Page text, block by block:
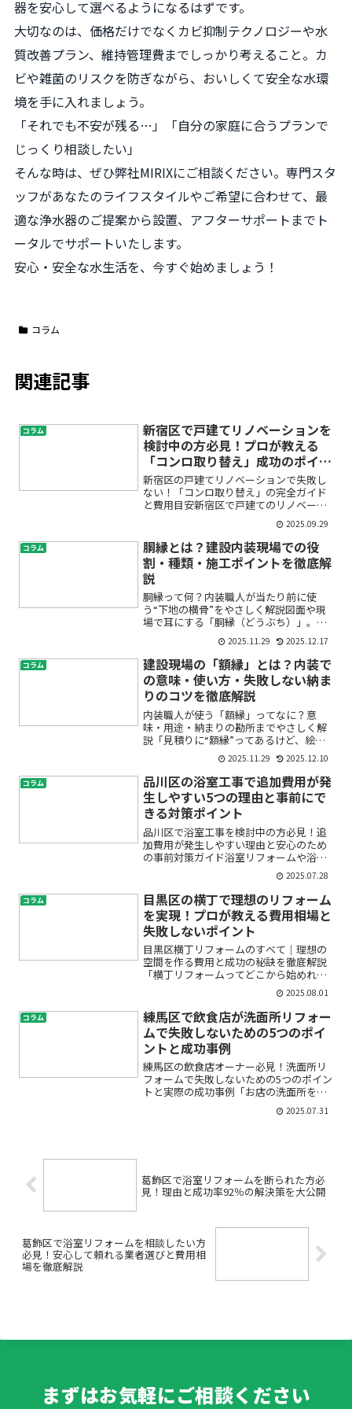
器を安心して選べるようになるはずです。
大切なのは、価格だけでなくカビ抑制テクノロジーや水
質改善プラン、維持管理費までしっかり考えること。カ
ビや雑菌のリスクを防ぎながら、おいしくて安全な水環
境を手に入れましょう。
「それでも不安が残る…」「自分の家庭に合うプランで
じっくり相談したい」
そんな時は、ぜひ弊社MIRIXにご相談ください。専門スタ
ッフがあなたのライフスタイルやご希望に合わせて、最
適な浄水器のご提案から設置、アフターサポートまでト
ータルでサポートいたします。
安心・安全な水生活を、今すぐ始めましょう！
コラム
関連記事
コラム
新宿区で戸建てリノベーションを
検討中の方必見！プロが教える
「コンロ取り替え」成功のポイン
トと費用相場
新宿区の戸建てリノベーションで失敗し
ない！「コンロ取り替え」の完全ガイド
と費用目安新宿区で戸建てのリノベーシ
ョンを考えていると、「キッチンのコン
ロを交換したいけど、どんな種類がある
の？」「費用はどれくらい？」「自分で
できる？それとも業者に頼...
2025.09.29
コラム
胴縁とは？建設内装現場での役
割・種類・施工ポイントを徹底解
説
胴縁って何？内装職人が当たり前に使
う“下地の横骨”をやさしく解説図面や現
場で耳にする「胴縁（どうぶち）」。な
んとなく「下地の部材かな？」と思いつ
つ、どこにどう使うのか、木と金属の違
いは？ピッチは？と疑問が尽きない方も
多いはずです。本記事では...
2025.11.29 2025.12.17
コラム
建設現場の「額縁」とは？内装で
の意味・使い方・失敗しない納ま
りのコツを徹底解説
内装職人が使う「額縁」ってなに？意
味・用途・納まりの勘所までやさしく解
説「見積りに“額縁”ってあるけど、絵の
フレームのこと？」「窓やドアの“額縁納
まり”ってどう違うの？」――初めて内装工事
に関わると、こんな疑問を持つ方は多い
はず。この記事で...
2025.11.29 2025.12.10
コラム
品川区の浴室工事で追加費用が発
生しやすい5つの理由と事前にで
きる対策ポイント
品川区で浴室工事を検討中の方必見！追
加費用が発生しやすい理由と安心のため
の事前対策ガイド浴室リフォームや浴室
工事を品川区で考えている方の多くが、
「見積もり通りに進むだろうか？」「工
事中に追加費用が発生したらどうしよ
う…」といった不安を抱えて...
2025.07.28
コラム
目黒区の横丁で理想のリフォーム
を実現！プロが教える費用相場と
失敗しないポイント
目黒区横丁リフォームのすべて｜理想の
空間を作る費用と成功の秘訣を徹底解説
「横丁リフォームってどこから始めれば
いいの？」「費用はどのくらいかかる
の？」「失敗しないコツが知りたい」――目
黒区で横丁改装や住宅リフォームを考え
ている方は、こんな悩み...
2025.08.01
コラム
練馬区で飲食店が洗面所リフォー
ムで失敗しないための5つのポイ
ントと成功事例
練馬区の飲食店オーナー必見！洗面所リ
フォームで失敗しないための5つのポイン
トと実際の成功事例「お店の洗面所をリ
フォームしたいけど、どこから手を付け
たらいいのか分からない」「以前の改装
2025.07.31
葛飾区で浴室リフォームを断られた方必
見！理由と成功率92％の解決策を大公開
葛飾区で浴室リフォームを相談したい方
必見！安心して頼れる業者選びと費用相
場を徹底解説
まずはお気軽にご相談ください